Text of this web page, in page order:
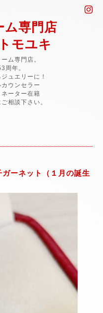
ム専門店
モユキ
ム専門店。
周年。
ュエリーに！
ウンセラー
ーター在籍
相談下さい。
ーネット（１月の誕生